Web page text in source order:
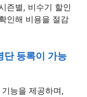
즌별, 비수기 할인
인해 비용을 절감
단 등록이 가능
능을 제공하며,